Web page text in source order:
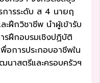
การระดับ ส 4 นายฤ
ะฝึกวิชาชีพ นำผู้เข้ารับ
รฝึกอบรมเชิงปฏิบัติ
การประกอบอาชีพใน
นาสตรีและครอบครัวฯ